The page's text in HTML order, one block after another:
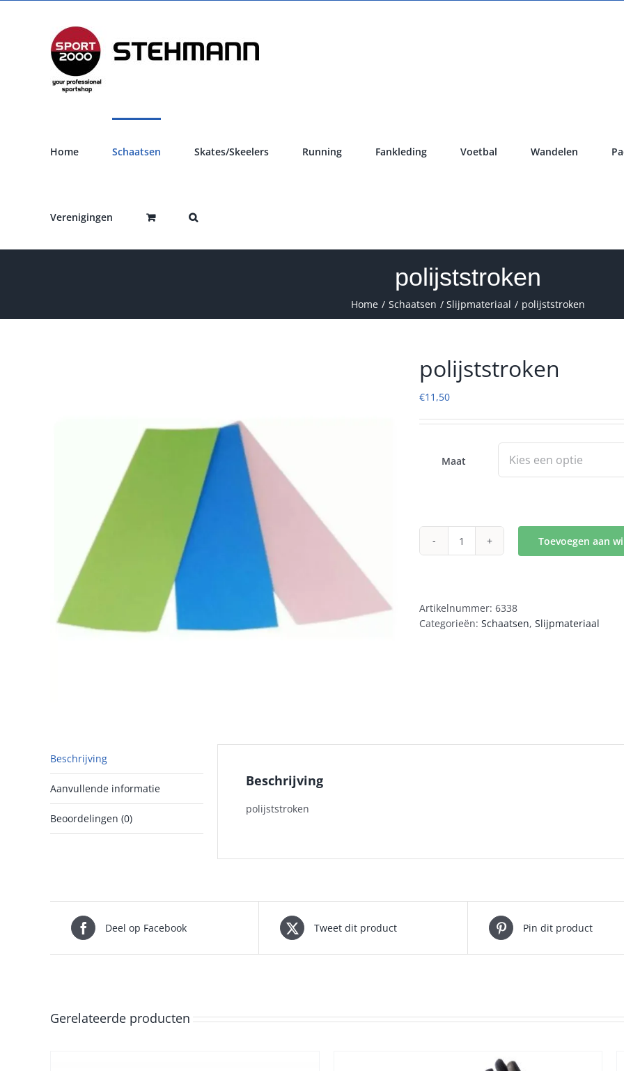
Home Schaatsen Skates/Skeelers Running Fankleding Voetbal Wandelen
Verenigingen
polijststroken
Home Schaatsen Slijpmateriaal polijststroken
polijststroken
€11,50
Maat
polijststroken
Toevoegen aan
Artikelnummer: 6338
Categorieën: Schaatsen, Slijpmateriaal
Beschrijving
Aanvullende informatie
Beoordelingen (0)
Beschrijving
polijststroken
Deel op Facebook Tweet dit product Pin dit product
Gerelateerde producten